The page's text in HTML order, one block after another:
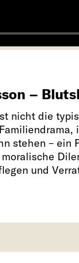
–
nicht die
stehen – ein
und